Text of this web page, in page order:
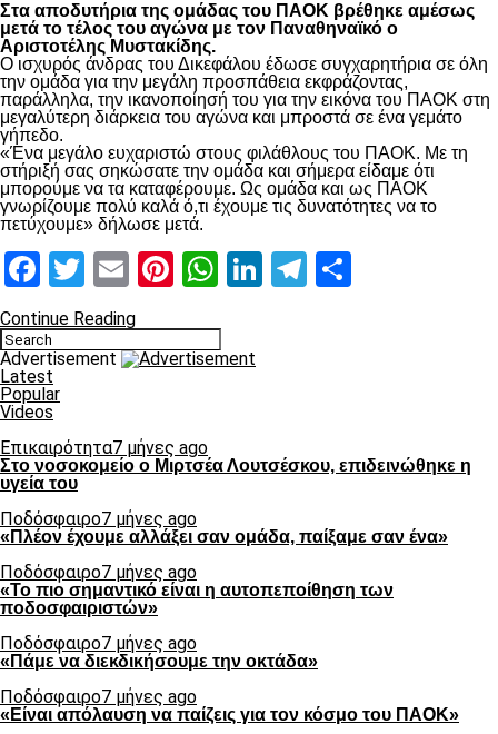
Στα αποδυτήρια της ομάδας του ΠΑΟΚ βρέθηκε αμέσως
μετά το τέλος του αγώνα με τον Παναθηναϊκό ο
Αριστοτέλης Μυστακίδης.
Ο ισχυρός άνδρας του Δικεφάλου έδωσε συγχαρητήρια σε όλη
την ομάδα για την μεγάλη προσπάθεια εκφράζοντας,
παράλληλα, την ικανοποίησή του για την εικόνα του ΠΑΟΚ στη
μεγαλύτερη διάρκεια του αγώνα και μπροστά σε ένα γεμάτο
γήπεδο.
«Ένα μεγάλο ευχαριστώ στους φιλάθλους του ΠΑΟΚ. Με τη
στήριξή σας σηκώσατε την ομάδα και σήμερα είδαμε ότι
μπορούμε να τα καταφέρουμε. Ως ομάδα και ως ΠΑΟΚ
γνωρίζουμε πολύ καλά ό,τι έχουμε τις δυνατότητες να το
πετύχουμε» δήλωσε μετά.
Facebook
Twitter
EmailPinterest
WhatsApp
LinkedIn
Telegram
Continue Reading
Advertisement
Latest
Popular
Videos
Επικαιρότητα7 μήνες ago
Στο νοσοκομείο ο Μιρτσέα Λουτσέσκου, επιδεινώθηκε η
υγεία του
Ποδόσφαιρο7 μήνες ago
«Πλέον έχουμε αλλάξει σαν ομάδα, παίξαμε σαν ένα»
Ποδόσφαιρο7 μήνες ago
«Το πιο σημαντικό είναι η αυτοπεποίθηση των
ποδοσφαιριστών»
Ποδόσφαιρο7 μήνες ago
«Πάμε να διεκδικήσουμε την οκτάδα»
Ποδόσφαιρο7 μήνες ago
«Είναι απόλαυση να παίζεις για τον κόσμο του ΠΑΟΚ»